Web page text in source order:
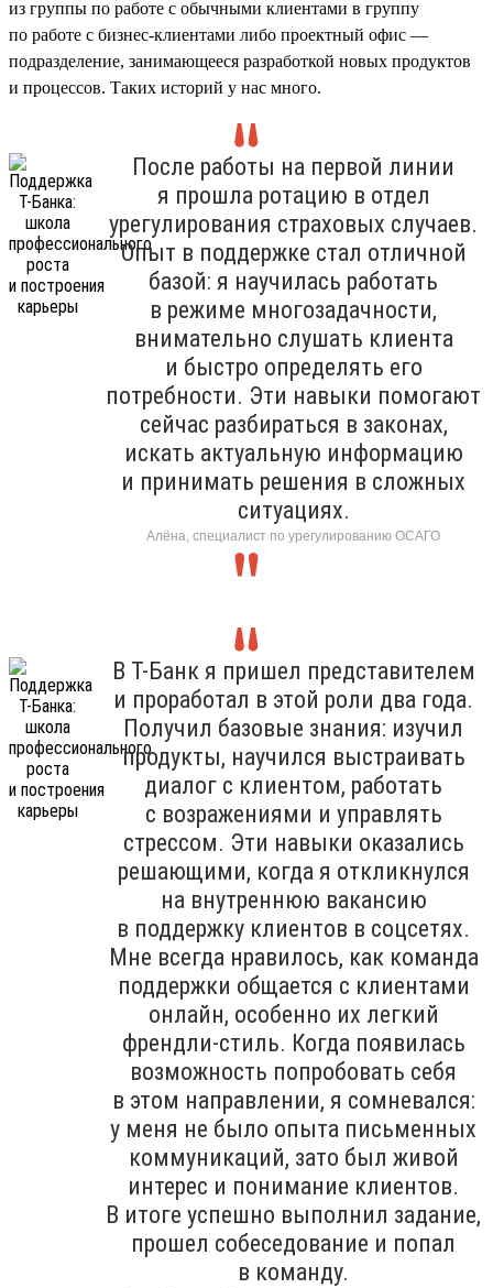
из группы по работе с обычными клиентами в группу
по работе с бизнес-клиентами либо проектный офис —
подразделение, занимающееся разработкой новых продуктов
и процессов. Таких историй у нас много.
После работы на первой линии
я прошла ротацию в отдел
урегулирования страховых случаев.
Опыт в поддержке стал отличной
базой: я научилась работать
в режиме многозадачности,
внимательно слушать клиента
и быстро определять его
потребности. Эти навыки помогают
сейчас разбираться в законах,
искать актуальную информацию
и принимать решения в сложных
ситуациях.
Алёна, специалист по урегулированию ОСАГО
В Т-Банк я пришел представителем
и проработал в этой роли два года.
Получил базовые знания: изучил
продукты, научился выстраивать
диалог с клиентом, работать
с возражениями и управлять
стрессом. Эти навыки оказались
решающими, когда я откликнулся
на внутреннюю вакансию
в поддержку клиентов в соцсетях.
Мне всегда нравилось, как команда
поддержки общается с клиентами
онлайн, особенно их легкий
френдли-стиль. Когда появилась
возможность попробовать себя
в этом направлении, я сомневался:
у меня не было опыта письменных
коммуникаций, зато был живой
интерес и понимание клиентов.
В итоге успешно выполнил задание,
прошел собеседование и попал
в команду.